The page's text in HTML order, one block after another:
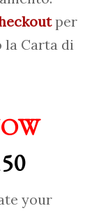
per
la Carta di
your